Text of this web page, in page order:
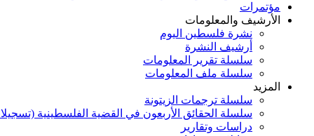
مؤتمرات
الأرشيف والمعلومات
نشرة فلسطين اليوم
أرشيف النشرة
سلسلة تقرير المعلومات
سلسلة ملف المعلومات
المزيد
سلسلة ترجمات الزيتونة
سلسلة الحقائق الأربعون في القضية الفلسطينية
دراسات وتقارير